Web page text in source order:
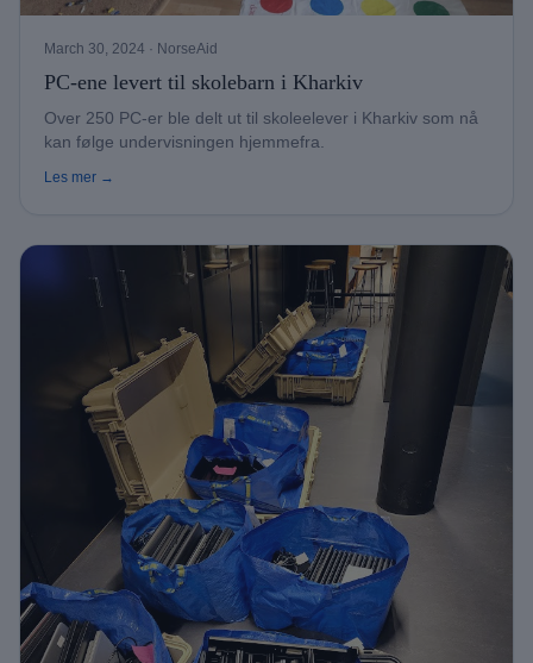
March 30, 2024 · NorseAid
PC-ene levert til skolebarn i Kharkiv
Over 250 PC-er ble delt ut til skoleelever i Kharkiv som nå
kan følge undervisningen hjemmefra.
Les mer →